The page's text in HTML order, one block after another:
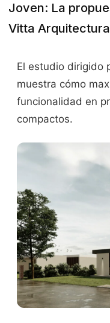
Joven: La
Vitta Arquitectura
El estudio dirigido
muestra cómo
funcionalidad en
compactos.